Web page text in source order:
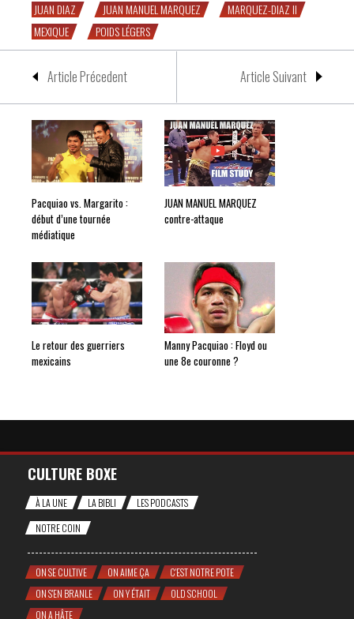
JUAN DIAZ JUAN MANUEL MARQUEZ
MARQUEZ-DIAZ II
MEXIQUE
POIDS LÉGERS
Article Précedent Article Suivant
Pacquiao vs. Margarito :
début d’une tournée
médiatique
JUAN MANUEL MARQUEZ
contre-attaque
Le retour des guerriers
mexicains
Manny Pacquiao : Floyd ou
une 8e couronne ?
CULTURE BOXE
À LA UNE LA BIBLI
LES PODCASTS
NOTRE COIN
ON SE CULTIVE ON AIME ÇA
C'EST NOTRE POTE
ON S'EN BRANLE
ON Y ÉTAIT
OLD SCHOOL
ON A HÂTE